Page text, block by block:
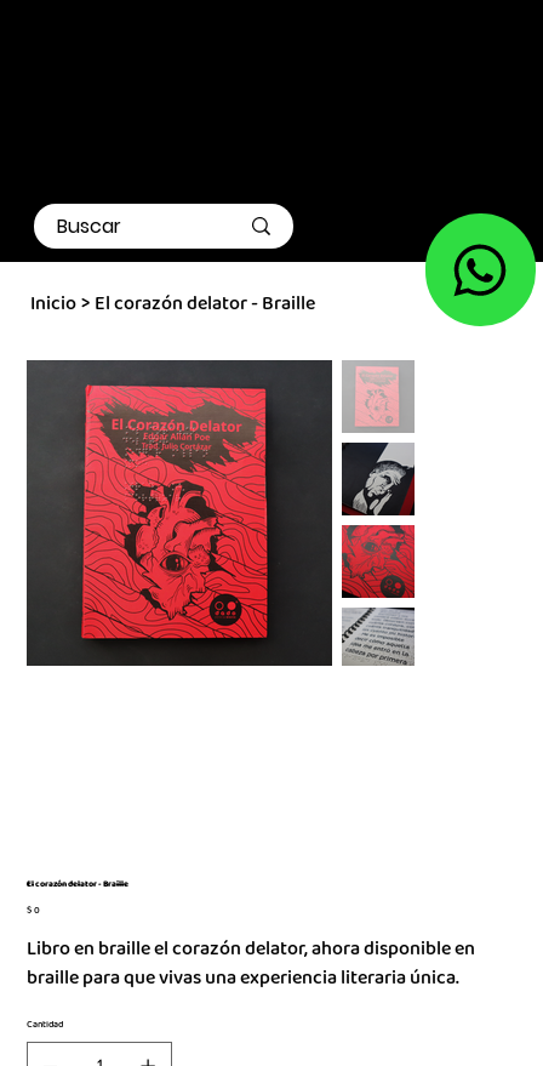
Inicio> El corazón delator - Braille
El corazón delator - Braille
Precio
$ 0
Libro en braille el corazón delator, ahora disponible en
braille para que vivas una experiencia literaria única.
Cantidad